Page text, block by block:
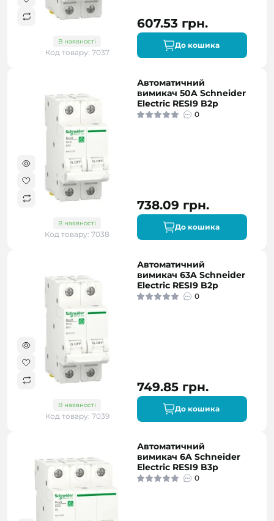
В наявності
Код товару: 7037
607.53 грн.
До кошика
В наявності
Код товару: 7038
Автоматичний
вимикач 50A Schneider
Electric RESI9 B2р
0
738.09 грн.
До кошика
В наявності
Код товару: 7039
Автоматичний
вимикач 63A Schneider
Electric RESI9 B2р
0
749.85 грн.
До кошика
Автоматичний
вимикач 6A Schneider
Electric RESI9 B3р
0